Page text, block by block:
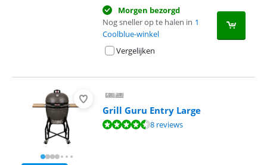
Morgen bezorgd
Nog sneller op te halen in 1
Coolblue-winkel
Vergelijken
Grill Guru Entry Large
Beoordeling is 9,0 van de 10, gebaseerd op 8 reviews.
8 reviews